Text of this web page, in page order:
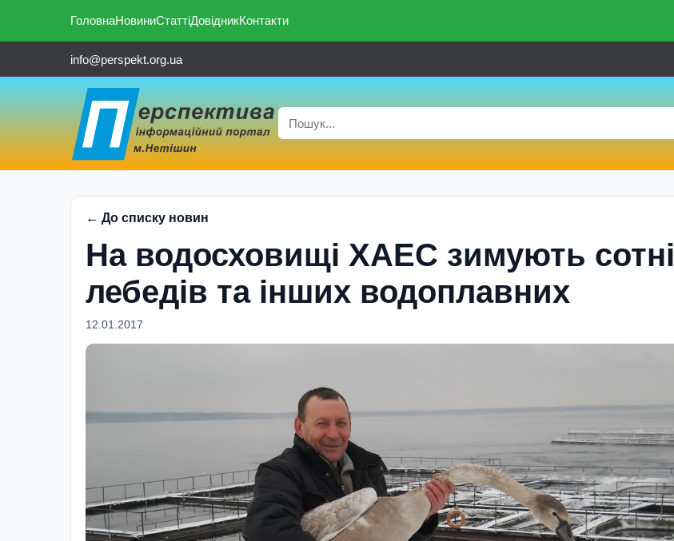
ГоловнаНовиниСтаттіДовідникКонтакти
info@perspekt.org.ua
← До списку новин
На водосховищi ХАЕС зимують сотнi
лебедiв та iнших водоплавних
12.01.2017